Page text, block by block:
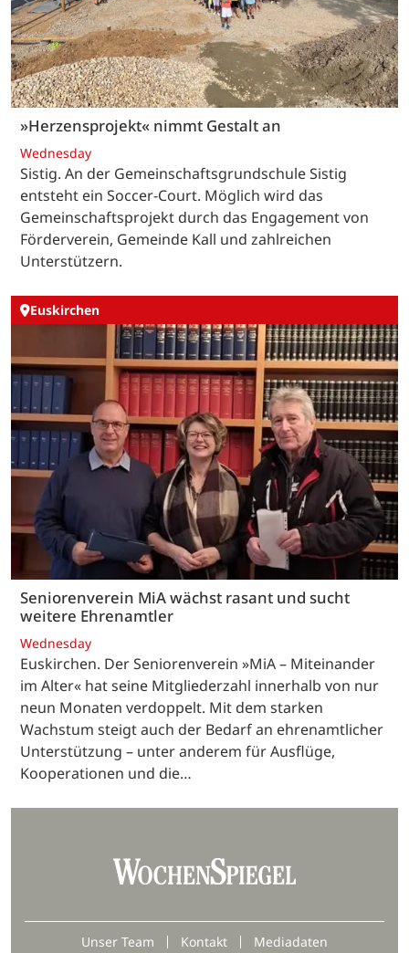
»Herzensprojekt« nimmt Gestalt an
Wednesday
Sistig. An der Gemeinschaftsgrundschule Sistig
entsteht ein Soccer-Court. Möglich wird das
Gemeinschaftsprojekt durch das Engagement von
Förderverein, Gemeinde Kall und zahlreichen
Unterstützern.
Euskirchen
Seniorenverein MiA wächst rasant und sucht
weitere Ehrenamtler
Wednesday
Euskirchen. Der Seniorenverein »MiA – Miteinander
im Alter« hat seine Mitgliederzahl innerhalb von nur
neun Monaten verdoppelt. Mit dem starken
Wachstum steigt auch der Bedarf an ehrenamtlicher
Unterstützung – unter anderem für Ausflüge,
Kooperationen und die…
Unser Team Kontakt Mediadaten